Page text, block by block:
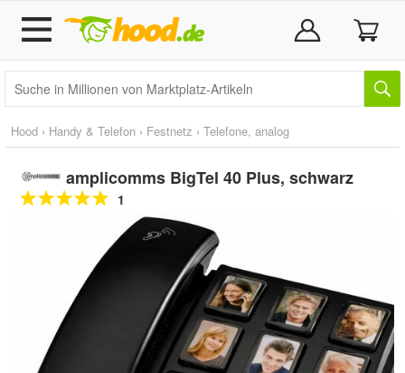
Hood › Handy & Telefon › Festnetz › Telefone, analog
amplicomms BigTel 40 Plus, schwarz
1